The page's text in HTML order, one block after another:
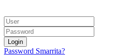
Login
Password Smarrita?